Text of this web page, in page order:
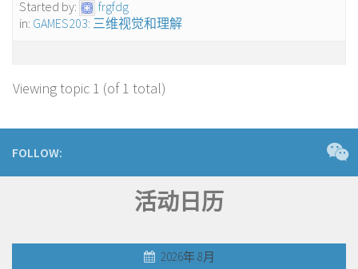
Started by:
frgfdg
in: GAMES203: 三维视觉和理解
Viewing topic 1 (of 1 total)
FOLLOW:
活动日历
2026年 8月